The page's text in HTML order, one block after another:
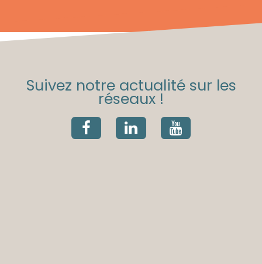
Suivez notre actualité sur les
réseaux !